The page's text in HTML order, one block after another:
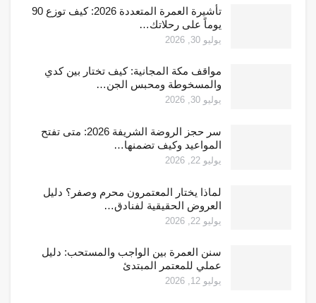
تأشيرة العمرة المتعددة 2026: كيف توزع 90
يوماً على رحلاتك…
يوليو 30, 2026
مواقف مكة المجانية: كيف تختار بين كدي
والمسخوطة ومحبس الجن…
يوليو 30, 2026
سر حجز الروضة الشريفة 2026: متى تفتح
المواعيد وكيف تضمنها…
يوليو 22, 2026
لماذا يختار المعتمرون محرم وصفر؟ دليل
العروض الحقيقية لفنادق…
يوليو 22, 2026
سنن العمرة بين الواجب والمستحب: دليل
عملي للمعتمر المبتدئ
يوليو 12, 2026